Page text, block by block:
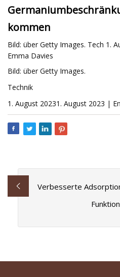
kommen
Bild: über Getty Images. Tech 1.
Emma Davies
Bild: über Getty Images.
Technik
1. August 20231. August 2023 |
Verbesserte